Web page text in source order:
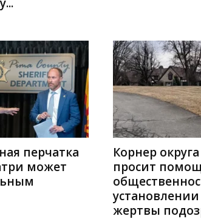
перчатка
может
Корнер
просит
жертвы